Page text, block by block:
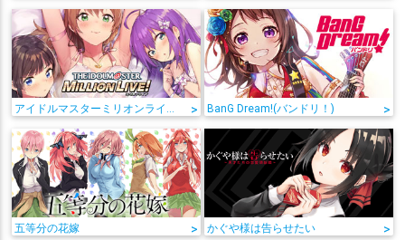
アイドルマスターミリオンライブ! > BanG Dream!(バンドリ！) >
五等分の花嫁 > かぐや様は告らせたい >